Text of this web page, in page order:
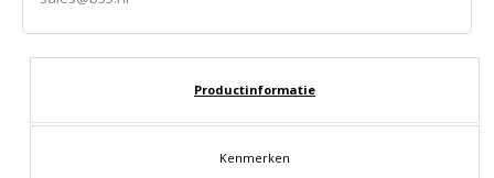
Productinformatie
Kenmerken